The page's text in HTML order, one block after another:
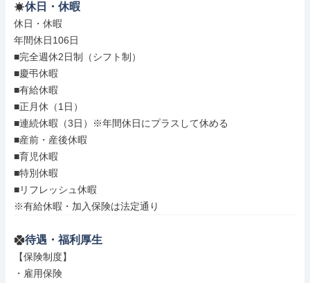
休日・休暇
休日・休暇
年間休日106日
■完全週休2日制（シフト制）
■慶弔休暇
■有給休暇
■正月休（1日）
■連続休暇（3日）※年間休日にプラスして休める
■産前・産後休暇
■育児休暇
■特別休暇
■リフレッシュ休暇
※有給休暇・加入保険は法定通り
待遇・福利厚生
【保険制度】
・雇用保険